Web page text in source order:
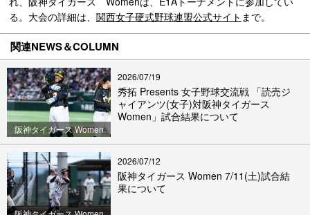
る。大会の詳細は、 関西女子硬式野球連盟公式サイト まで。
関連NEWS＆COLUMN
阪神タイガース Women
2026/07/19
秀拓 Presents 女子野球交流戦 「読売ジ
ャイアンツ(女子)対阪神タイガース
Women」試合結果について
2026/07/12
阪神タイガース Women 7/11(土)試合結
果について